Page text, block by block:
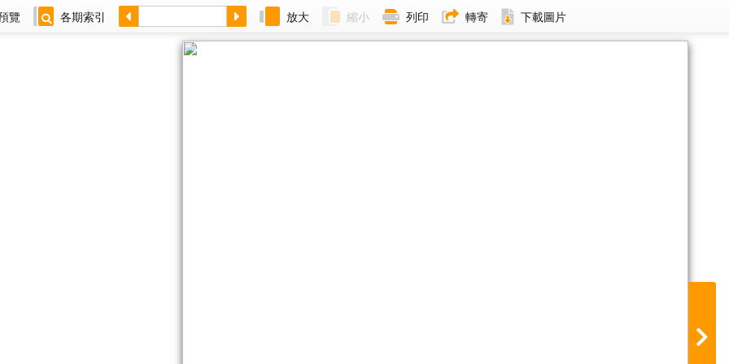
覽 各期索引 放大 縮小 列印 轉寄 下載圖片